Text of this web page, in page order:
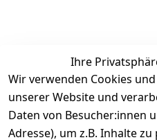
Ihre
Wir verwenden Cookies
unserer Website und
Daten von Besucher:innen
Adresse), um z.B. Inhalte
Rechtliches Service